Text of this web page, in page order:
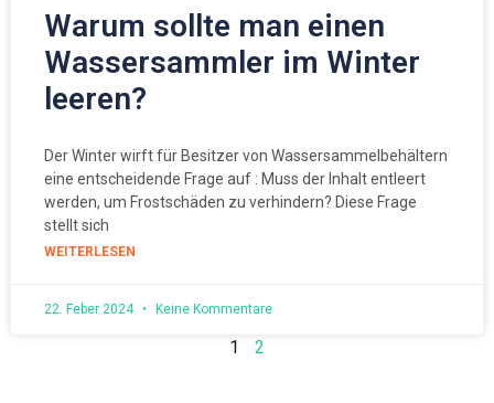
Warum sollte man einen
Wassersammler im Winter
leeren?
Der Winter wirft für Besitzer von Wassersammelbehältern
eine entscheidende Frage auf : Muss der Inhalt entleert
werden, um Frostschäden zu verhindern? Diese Frage
stellt sich
WEITERLESEN
22. Feber 2024 Keine Kommentare
1 2